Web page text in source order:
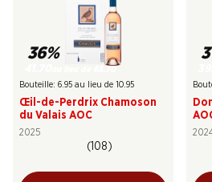
36%
Bouteille: 6.95 au lieu de 10.95
Œil-de-Perdrix Chamoson
du Valais AOC
2025
(108)